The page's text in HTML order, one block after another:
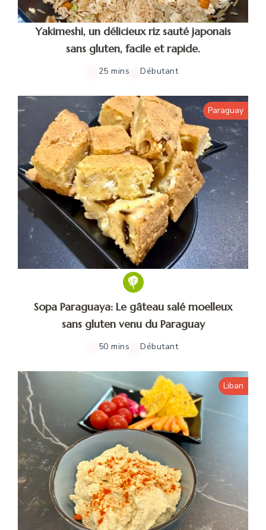
Yakimeshi, un délicieux riz sauté japonais
sans gluten, facile et rapide.
25 mins Débutant
Paraguay
Sopa Paraguaya: Le gâteau salé moelleux
sans gluten venu du Paraguay
50 mins Débutant
Liban